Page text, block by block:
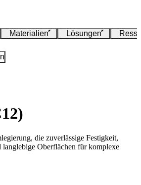
Materialien Lösungen
die zuverlässige Festigkeit,
langlebige Oberflächen für komplexe